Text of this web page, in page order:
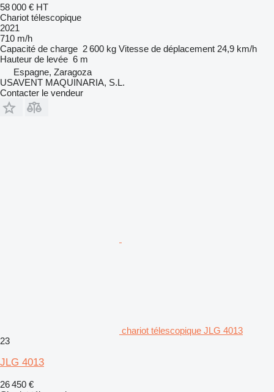
58 000 € HT
Chariot télescopique
2021
710 m/h
Capacité de charge 2 600 kg Vitesse de déplacement 24,9 km/h
Hauteur de levée 6 m
Espagne, Zaragoza
USAVENT MAQUINARIA, S.L.
Contacter le vendeur
chariot télescopique JLG 4013
23
JLG 4013
26 450 €